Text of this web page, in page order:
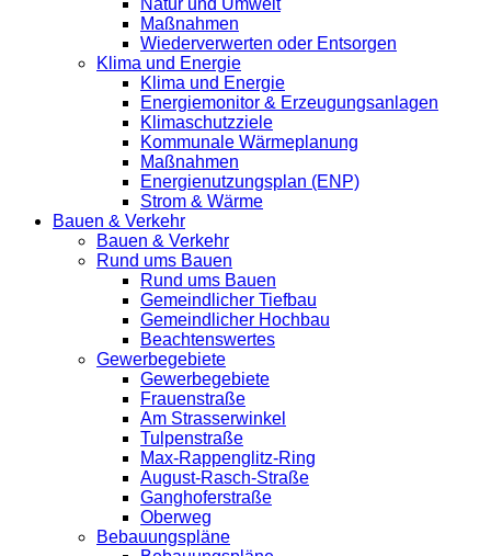
Natur und Umwelt
Maßnahmen
Wiederverwerten oder Entsorgen
Klima und Energie
Klima und Energie
Energiemonitor & Erzeugungsanlagen
Klimaschutzziele
Kommunale Wärmeplanung
Maßnahmen
Energienutzungsplan (ENP)
Strom & Wärme
Bauen & Verkehr
Bauen & Verkehr
Rund ums Bauen
Rund ums Bauen
Gemeindlicher Tiefbau
Gemeindlicher Hochbau
Beachtenswertes
Gewerbegebiete
Gewerbegebiete
Frauenstraße
Am Strasserwinkel
Tulpenstraße
Max-Rappenglitz-Ring
August-Rasch-Straße
Ganghoferstraße
Oberweg
Bebauungspläne